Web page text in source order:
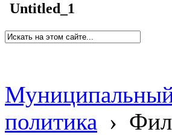
Untitled_1
Муниципальный
политика ›